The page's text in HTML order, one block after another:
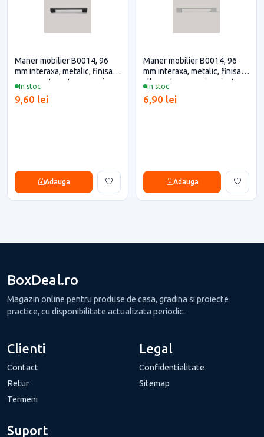
In stoc
Maner mobilier B0014, 96
mm interaxa, metalic, finisaj
negru mat pentru casa si
9,60 lei
Adauga
In stoc
Maner mobilier B0014, 96
mm interaxa, metalic, finisaj
alb pentru casa si proiecte
6,90 lei
Adauga
BoxDeal.ro
Magazin online pentru produse de casa, gradina si proiecte
practice, cu disponibilitate actualizata periodic.
Clienti
Contact
Retur
Termeni
Legal
Confidentialitate
Sitemap
Suport